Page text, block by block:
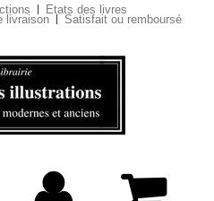
Etats des livres
livraison Satisfait ou remboursé